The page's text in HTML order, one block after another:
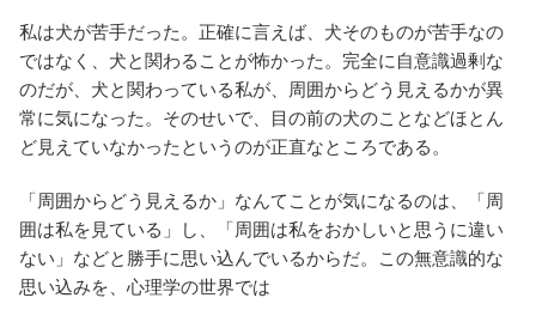
私は犬が苦手だった。正確に言えば、犬そのものが苦手なの
ではなく、犬と関わることが怖かった。完全に自意識過剰な
のだが、犬と関わっている私が、周囲からどう見えるかが異
常に気になった。そのせいで、目の前の犬のことなどほとん
ど見えていなかったというのが正直なところである。
「周囲からどう見えるか」なんてことが気になるのは、「周
囲は私を見ている」し、「周囲は私をおかしいと思うに違い
ない」などと勝手に思い込んでいるからだ。この無意識的な
思い込みを、心理学の世界では